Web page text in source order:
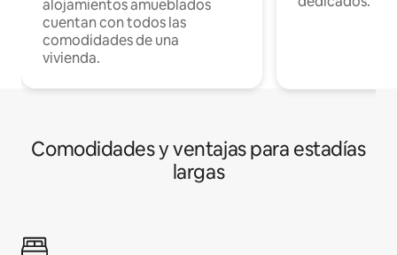
alojamientos amueblados
cuentan con todos las
comodidades de una
vivienda.
Comodidades y ventajas para estadías
largas